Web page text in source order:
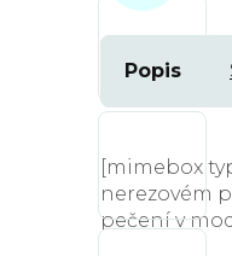
Popis
[mimebox
nerezovém
pečení v